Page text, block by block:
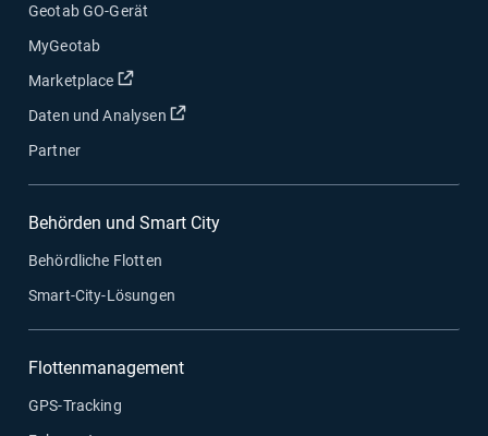
Geotab GO-Gerät
MyGeotab
Marketplace
In neuem Fenster öffnen
Daten und Analysen In neuem Fenster öffnen
Partner
Behörden und Smart City
Behördliche Flotten
Smart-City-Lösungen
Flottenmanagement
GPS-Tracking